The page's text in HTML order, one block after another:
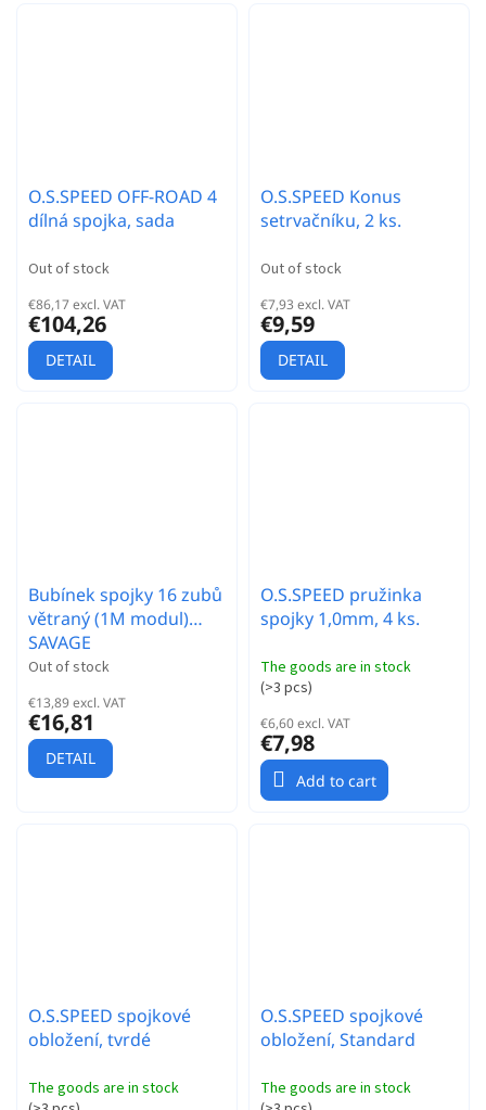
O.S.SPEED OFF-ROAD 4
dílná spojka, sada
Out of stock
€86,17 excl. VAT
€104,26
DETAIL
O.S.SPEED Konus
setrvačníku, 2 ks.
Out of stock
€7,93 excl. VAT
€9,59
DETAIL
Bubínek spojky 16 zubů
větraný (1M modul)
SAVAGE
Out of stock
€13,89 excl. VAT
€16,81
DETAIL
O.S.SPEED pružinka
spojky 1,0mm, 4 ks.
The goods are in stock
(>3 pcs)
€6,60 excl. VAT
€7,98
Add to cart
O.S.SPEED spojkové
obložení, tvrdé
The goods are in stock
O.S.SPEED spojkové
obložení, Standard
The goods are in stock